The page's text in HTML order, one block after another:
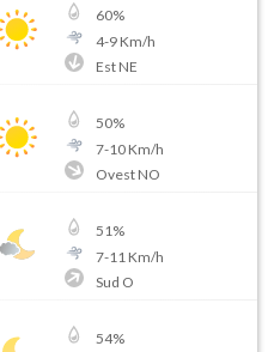
60%
4-9Km/h
Est NE
50%
7-10Km/h
Ovest NO
51%
7-11 Km/h
Sud O
54%